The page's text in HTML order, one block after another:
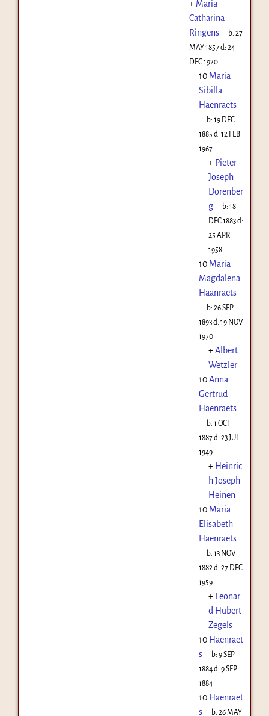
+ Maria
Catharina
Ringens
b:27
MAY 1857d: 24
DEC 1920
10 Maria
Sibilla
Haenraets
b:19 DEC
1885 d: 12 FEB
1967
+ Pieter
Joseph
Dörenber
g
b:18
DEC 1883d:
25 APR
1958
10 Maria
Magdalena
Haanraets
b:26 SEP
1893d: 19 NOV
1970
+Albert
Wetzler
10Anna
Gertrud
Haenraets
b:1 OCT
1887d: 23 JUL
1949
+ Heinric
h Joseph
Heinen
10 Maria
Elisabeth
Haenraets
b:13 NOV
1882 d: 27 DEC
1959
+ Leonar
d Hubert
Zegels
10 Haenraet
s
b:9 SEP
1884d: 9 SEP
1884
10 Haenraet
s
b:26 MAY